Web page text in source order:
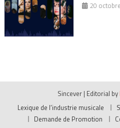
20
Sincever | Editorial by
Lexique de l’industrie musicale
Demande de Promotion